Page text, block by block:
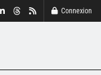
Connexion